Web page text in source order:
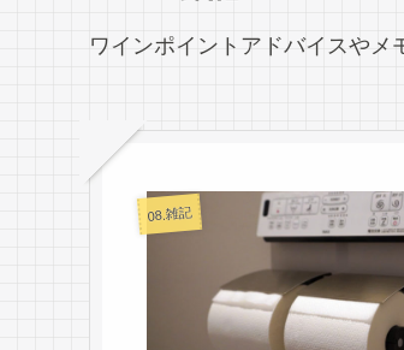
ワインポイントアドバイスやメ
08.雑記